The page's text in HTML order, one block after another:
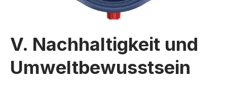
V. Nachhaltigkeit und
Umweltbewusstsein